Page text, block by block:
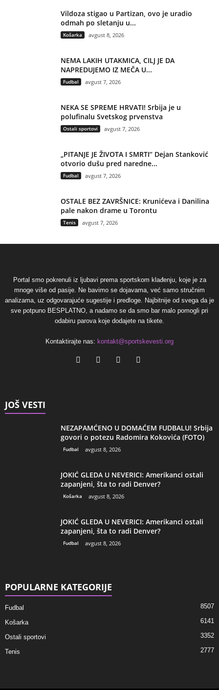
Vildoza stigao u Partizan, ovo je uradio
odmah po sletanju u...
Košarka avgust 8, 2026
NEMA LAKIH UTAKMICA, CILJ JE DA
NAPREDUJEMO IZ MEČA U...
Fudbal avgust 7, 2026
NEKA SE SPREME HRVATI! Srbija je u
polufinalu Svetskog prvenstva
Ostali sportovi avgust 7, 2026
„PITANJE JE ŽIVOTA I SMRTI“ Dejan Stanković
otvorio dušu pred naredne...
Fudbal avgust 7, 2026
OSTALE BEZ ZAVRŠNICE: Krunićeva i Danilina
pale nakon drame u Torontu
Tenis avgust 7, 2026
Portal smo pokrenuli iz ljubavi prema sportskom klađenju, koje je za
mnoge više od pasije. Ne bavimo se dojavama, već samo stručnim
analizama, uz odgovarajuće sugestije i predloge. Najbitnije od svega da je
sve potpuno BESPLATNO, a nadamo se da smo bar malo pomogli pri
odabiru parova koje dodajete na tikete.
Kontaktirajte nas: kontakt@sportskevesti.org
JOŠ VESTI
NEZAPAMĆENO U DOMAĆEM FUDBALU! Srbija
govori o potezu Radomira Kokovića (FOTO)
Fudbal avgust 8, 2026
JOKIĆ GLEDA U NEVERICI: Amerikanci ostali
zapanjeni, šta to radi Denver?
Košarka avgust 8, 2026
JOKIĆ GLEDA U NEVERICI: Amerikanci ostali
zapanjeni, šta to radi Denver?
Fudbal avgust 8, 2026
POPULARNE KATEGORIJE
Fudbal 8507
Košarka 6141
Ostali sportovi 3352
Tenis 2777